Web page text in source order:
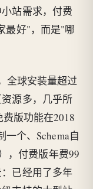
站需求，付费
最好"，而是"哪
全球安装量超过
源多，几乎所
版功能在2018
一个、Schema自
，付费版年费99
已经用了多年